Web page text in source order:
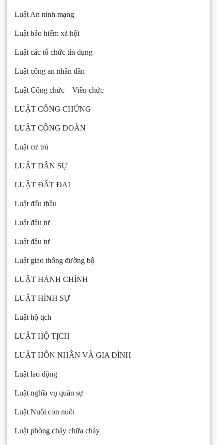
Luật An ninh mạng
Luật bảo hiểm xã hội
Luật các tổ chức tín dụng
Luật công an nhân dân
Luật Công chức – Viên chức
LUẬT CÔNG CHỨNG
LUẬT CÔNG ĐOÀN
Luật cư trú
LUẬT DÂN SỰ
LUẬT ĐẤT ĐAI
Luật đấu thầu
Luật đầu tư
Luật đầu tư
Luật giao thông đường bộ
LUẬT HÀNH CHÍNH
LUẬT HÌNH SỰ
Luật hộ tịch
LUẬT HỘ TỊCH
LUẬT HÔN NHÂN VÀ GIA ĐÌNH
Luật lao động
Luật nghĩa vụ quân sự
Luật Nuôi con nuôi
Luật phòng cháy chữa cháy